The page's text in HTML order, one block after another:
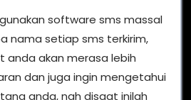
software sms massal
nama setiap sms terkirim,
anda akan merasa lebih
dan juga ingin mengetahui
anda, nah disaat inilah